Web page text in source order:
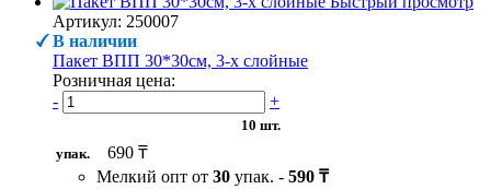
Артикул: 250007
В наличии
Пакет ВПП 30*30см, 3-х слойные
Розничная цена:
-
+
10 шт.
упак.
690 ₸
Мелкий опт от 30 упак. - 590 ₸